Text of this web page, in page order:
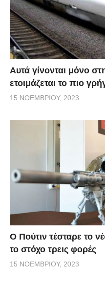
Αυτά γίνονται μόνο
ετοιμάζεται το πιο
15 ΝΟΕΜΒΡΊΟΥ, 2023
Ο Πούτιν τέσταρε το
το στόχο τρεις φορές
15 ΝΟΕΜΒΡΊΟΥ, 2023